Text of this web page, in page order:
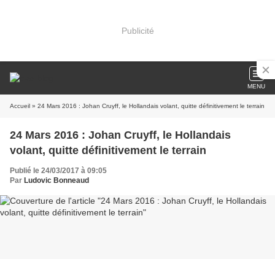
Publicité
MENU
Accueil » 24 Mars 2016 : Johan Cruyff, le Hollandais volant, quitte définitivement le terrain
24 Mars 2016 : Johan Cruyff, le Hollandais
volant, quitte définitivement le terrain
Publié le 24/03/2017 à 09:05
Par Ludovic Bonneaud